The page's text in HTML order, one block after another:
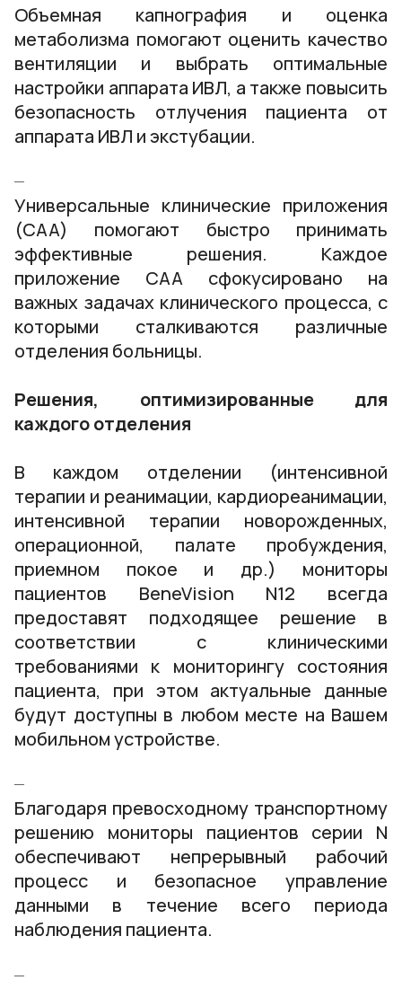
Объемная капнография и оценка
метаболизма помогают оценить качество
вентиляции и выбрать оптимальные
настройки аппарата ИВЛ, а также повысить
безопасность отлучения пациента от
аппарата ИВЛ и экстубации.
Универсальные клинические приложения
(CAA) помогают быстро принимать
эффективные решения. Каждое
приложение CAA сфокусировано на
важных задачах клинического процесса, с
которыми сталкиваются различные
отделения больницы.
Решения, оптимизированные для
каждого отделения
В каждом отделении (интенсивной
терапии и реанимации, кардиореанимации,
интенсивной терапии новорожденных,
операционной, палате пробуждения,
приемном покое и др.) мониторы
пациентов BeneVision N12 всегда
предоставят подходящее решение в
соответствии с клиническими
требованиями к мониторингу состояния
пациента, при этом актуальные данные
будут доступны в любом месте на Вашем
мобильном устройстве.
Благодаря превосходному транспортному
решению мониторы пациентов серии N
обеспечивают непрерывный рабочий
процесс и безопасное управление
данными в течение всего периода
наблюдения пациента.